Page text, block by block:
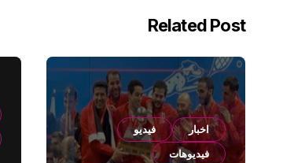
Related Post
اخبار
فيديو
فيديوهات